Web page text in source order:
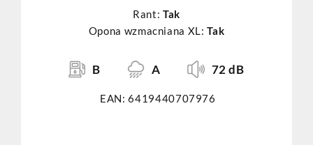
Rant: Tak
Opona wzmacniana XL:Tak
B A 72 dB
EAN: 6419440707976